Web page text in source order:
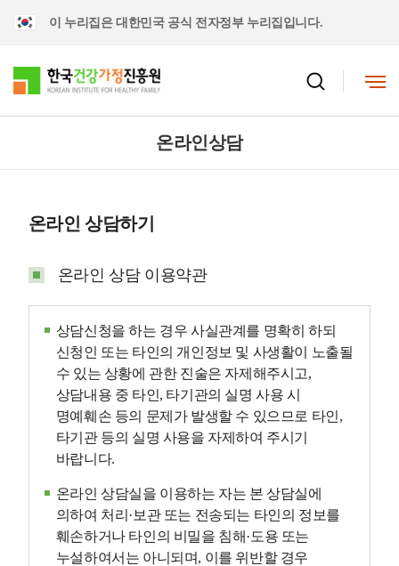
이 누리집은 대한민국 공식 전자정부 누리집입니다.
온라인상담
온라인 상담하기
온라인 상담 이용약관
상담신청을 하는 경우 사실관계를 명확히 하되
신청인 또는 타인의 개인정보 및 사생활이 노출될
수 있는 상황에 관한 진술은 자제해주시고,
상담내용 중 타인, 타기관의 실명 사용 시
명예훼손 등의 문제가 발생할 수 있으므로 타인,
타기관 등의 실명 사용을 자제하여 주시기
바랍니다.
온라인 상담실을 이용하는 자는 본 상담실에
의하여 처리·보관 또는 전송되는 타인의 정보를
훼손하거나 타인의 비밀을 침해·도용 또는
누설하여서는 아니되며, 이를 위반할 경우